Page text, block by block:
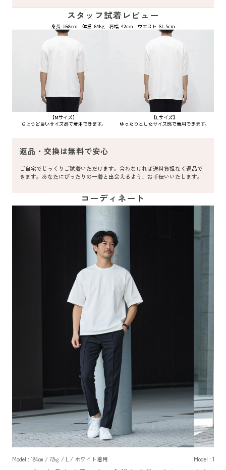
スタッフ試着レビュー
返品・交換は無料で安心
ご自宅でじっくりご試着いただけます。合わなければ送料負担なく返品で
きます。あなたにぴったりの一着と出会えるよう、お手伝いいたします。
コーディネート
Model : 184㎝ / 72㎏ / L / ホワイト着用 Model : 182